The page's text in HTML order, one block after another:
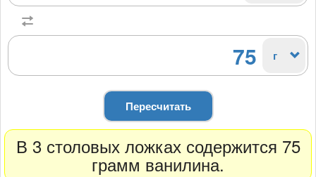
75 г
Пересчитать
В 3 столовых ложках содержится 75
грамм ванилина.